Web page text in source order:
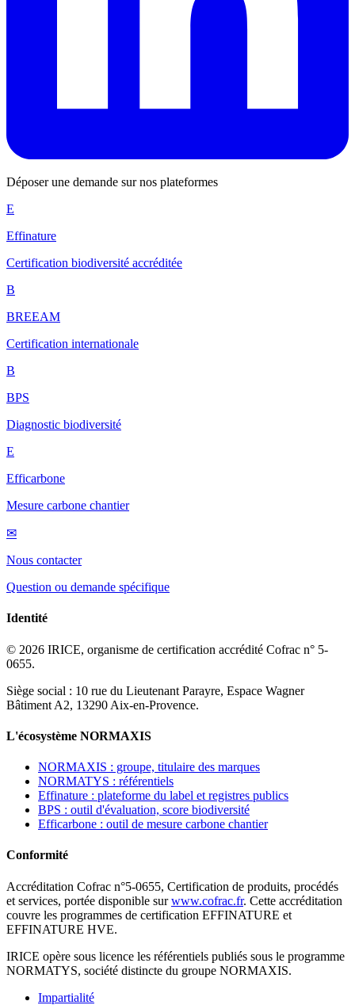
Déposer une demande sur nos plateformes
E
Effinature
Certification biodiversité accréditée
B
BREEAM
Certification internationale
B
BPS
Diagnostic biodiversité
E
Efficarbone
Mesure carbone chantier
✉
Nous contacter
Question ou demande spécifique
Identité
© 2026 IRICE, organisme de certification accrédité Cofrac n° 5-
0655.
Siège social : 10 rue du Lieutenant Parayre, Espace Wagner
Bâtiment A2, 13290 Aix-en-Provence.
L'écosystème NORMAXIS
NORMAXIS : groupe, titulaire des marques
NORMATYS : référentiels
Effinature : plateforme du label et registres publics
BPS : outil d'évaluation, score biodiversité
Efficarbone : outil de mesure carbone chantier
Conformité
Accréditation Cofrac n°5-0655, Certification de produits, procédés
et services, portée disponible surwww.cofrac.fr. Cette accréditation
couvre les programmes de certification EFFINATURE et
EFFINATURE HVE.
IRICE opère sous licence les référentiels publiés sous le programme
NORMATYS, société distincte du groupe NORMAXIS.
Impartialité